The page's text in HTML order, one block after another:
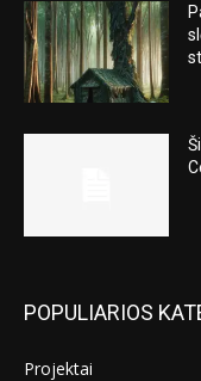
POPULIARIOS
Projektai